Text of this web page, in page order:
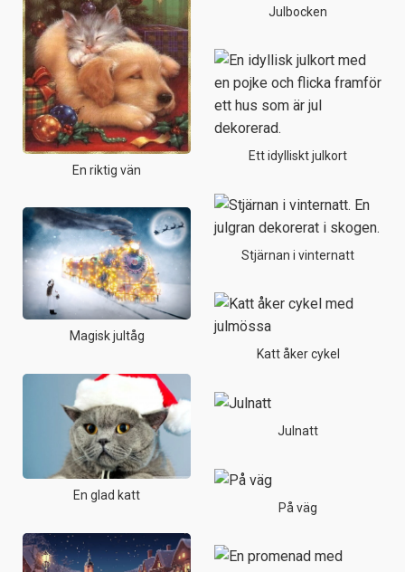
En riktig vän
Magisk jultåg
En glad katt
Julbocken
Ett idylliskt julkort
Stjärnan i vinternatt
Katt åker cykel
Julnatt
På väg